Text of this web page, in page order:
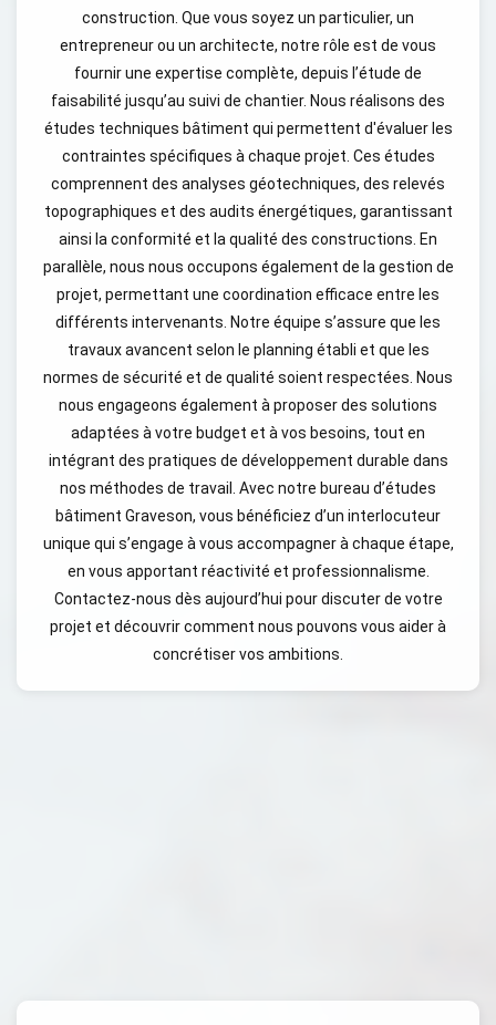
construction. Que vous soyez un particulier, un
entrepreneur ou un architecte, notre rôle est de vous
fournir une expertise complète, depuis l’étude de
faisabilité jusqu’au suivi de chantier. Nous réalisons des
études techniques bâtiment qui permettent d'évaluer les
contraintes spécifiques à chaque projet. Ces études
comprennent des analyses géotechniques, des relevés
topographiques et des audits énergétiques, garantissant
ainsi la conformité et la qualité des constructions. En
parallèle, nous nous occupons également de la gestion de
projet, permettant une coordination efficace entre les
différents intervenants. Notre équipe s’assure que les
travaux avancent selon le planning établi et que les
normes de sécurité et de qualité soient respectées. Nous
nous engageons également à proposer des solutions
adaptées à votre budget et à vos besoins, tout en
intégrant des pratiques de développement durable dans
nos méthodes de travail. Avec notre bureau d’études
bâtiment Graveson, vous bénéficiez d’un interlocuteur
unique qui s’engage à vous accompagner à chaque étape,
en vous apportant réactivité et professionnalisme.
Contactez-nous dès aujourd’hui pour discuter de votre
projet et découvrir comment nous pouvons vous aider à
concrétiser vos ambitions.